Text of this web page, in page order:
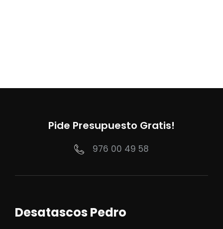
Pide Presupuesto Gratis!
976 00 49 58
Desatascos Pedro